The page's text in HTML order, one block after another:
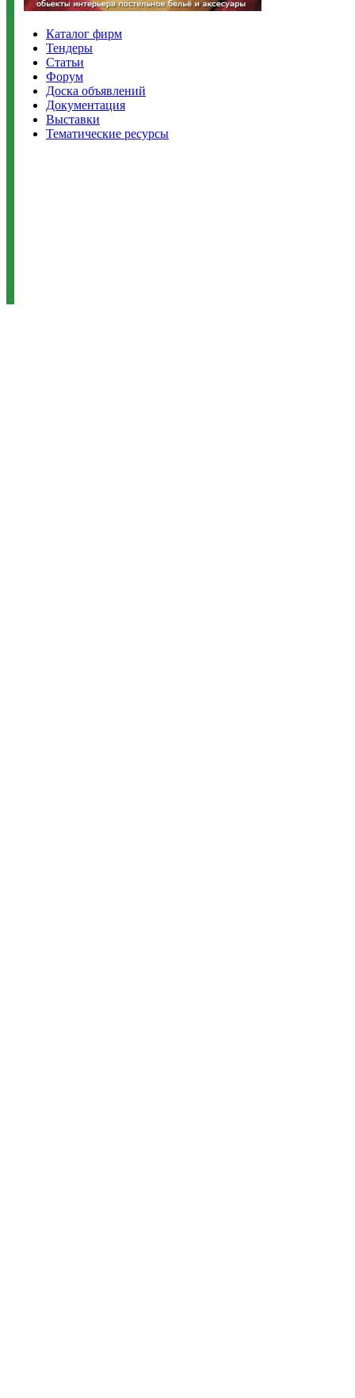
Каталог фирм
Тендеры
Статьи
Форум
Доска объявлений
Документация
Выставки
Тематические ресурсы